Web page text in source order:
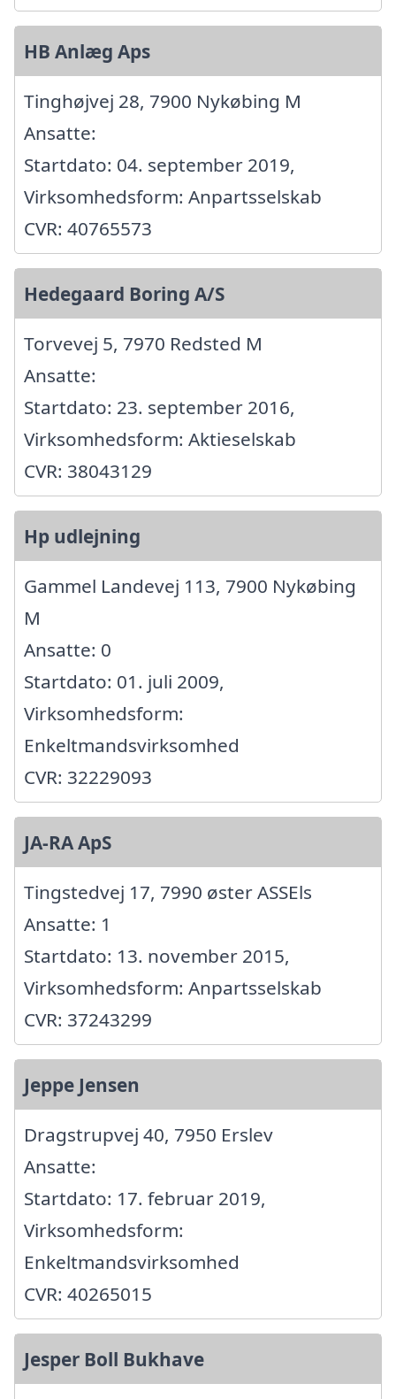
HB Anlæg Aps
Tinghøjvej 28, 7900 Nykøbing M
Ansatte:
Startdato: 04. september 2019,
Virksomhedsform: Anpartsselskab
CVR: 40765573
Hedegaard Boring A/S
Torvevej 5, 7970 Redsted M
Ansatte:
Startdato: 23. september 2016,
Virksomhedsform: Aktieselskab
CVR: 38043129
Hp udlejning
Gammel Landevej 113, 7900 Nykøbing
M
Ansatte: 0
Startdato: 01. juli 2009,
Virksomhedsform:
Enkeltmandsvirksomhed
CVR: 32229093
JA-RA ApS
Tingstedvej 17, 7990 øster ASSEls
Ansatte: 1
Startdato: 13. november 2015,
Virksomhedsform: Anpartsselskab
CVR: 37243299
Jeppe Jensen
Dragstrupvej 40, 7950 Erslev
Ansatte:
Startdato: 17. februar 2019,
Virksomhedsform:
Enkeltmandsvirksomhed
CVR: 40265015
Jesper Boll Bukhave